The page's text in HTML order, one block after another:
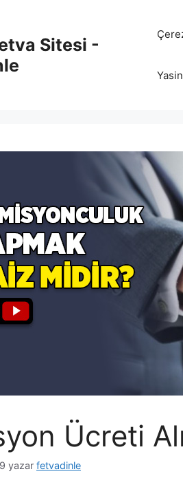
Sitesi -
Ücreti
yazar fetvadinle